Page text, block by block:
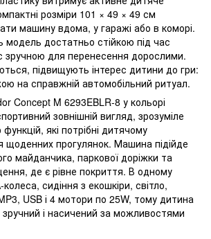
розміри 101 × 49 × 49 см
машину вдома, у гаражі або в коморі.
модель достатньо стійкою під час
зручною для перенесення дорослими.
підвищують інтерес дитини до гри:
на справжній автомобільний ритуал.
Concept M 6293EBLR-8 у кольорі
зовнішній вигляд, зрозуміле
які потрібні дитячому
щоденних прогулянок. Машина підійде
майданчика, паркової доріжки та
де є рівне покриття. В одному
колеса, сидіння з екошкіри, світло,
USB і 4 мотори по 25W, тому дитина
і насичений за можливостями